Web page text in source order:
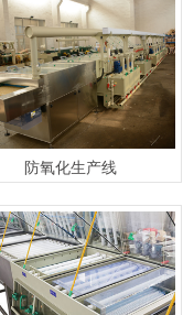
防氧化生产线